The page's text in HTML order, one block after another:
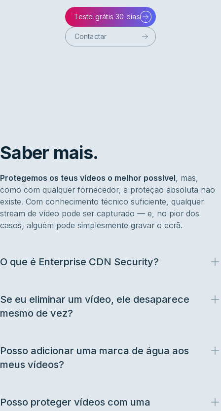
Teste grátis 30 dias
Contactar
Saber mais.
Protegemos os teus vídeos o melhor possível , mas,
como com qualquer fornecedor, a proteção absoluta não
existe. Com conhecimento técnico suficiente, qualquer
stream de vídeo pode ser capturado — e, no pior dos
casos, alguém pode simplesmente gravar o ecrã.
O que é Enterprise CDN Security?
Se eu eliminar um vídeo, ele desaparece
mesmo de vez?
Posso adicionar uma marca de água aos
meus vídeos?
Posso proteger vídeos com uma